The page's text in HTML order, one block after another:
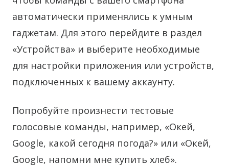
автоматически применялись к умным
гаджетам. Для этого перейдите в раздел
«Устройства» и выберите необходимые
для настройки приложения или устройств,
подключенных к вашему аккаунту.
Попробуйте произнести тестовые
голосовые команды, например, «Окей,
Google, какой сегодня погода?» или «Окей,
Google, напомни мне купить хлеб».